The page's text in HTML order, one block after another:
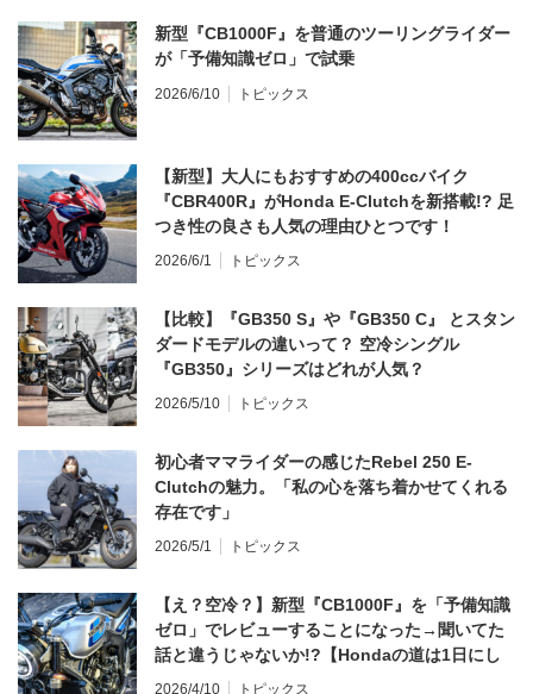
新型『CB1000F』を普通のツーリングライダー
が「予備知識ゼロ」で試乗
2026/6/10 トピックス
【新型】大人にもおすすめの400ccバイク
『CBR400R』がHonda E-Clutchを新搭載!? 足
つき性の良さも人気の理由ひとつです！
2026/6/1 トピックス
【比較】『GB350 S』や『GB350 C』 とスタン
ダードモデルの違いって？ 空冷シングル
『GB350』シリーズはどれが人気？
2026/5/10 トピックス
初心者ママライダーの感じたRebel 250 E-
Clutchの魅力。「私の心を落ち着かせてくれる
存在です」
2026/5/1 トピックス
【え？空冷？】新型『CB1000F』を「予備知識
ゼロ」でレビューすることになった→聞いてた
話と違うじゃないか!?【Hondaの道は1日にし
てならず／CB1000F ①第一印象 編】
2026/4/10 トピックス